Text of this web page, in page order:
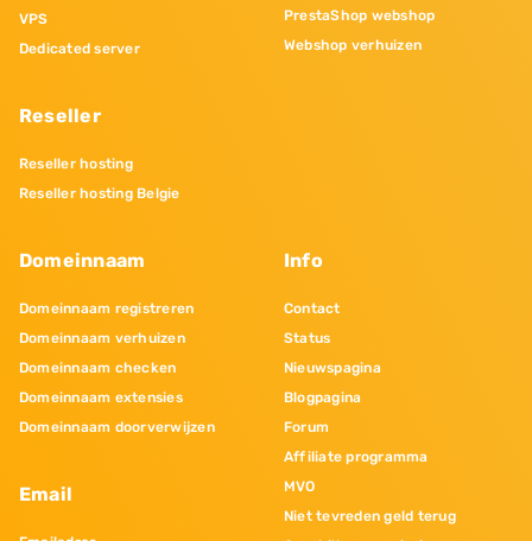
VPS
Dedicated server
Reseller
Reseller hosting
Reseller hosting Belgie
PrestaShop webshop
Webshop verhuizen
Domeinnaam
Domeinnaam registreren
Domeinnaam verhuizen
Domeinnaam checken
Domeinnaam extensies
Domeinnaam doorverwijzen
Email
Info
Contact
Status
Nieuwspagina
Blogpagina
Forum
Affiliate programma
MVO
Niet tevreden geld terug